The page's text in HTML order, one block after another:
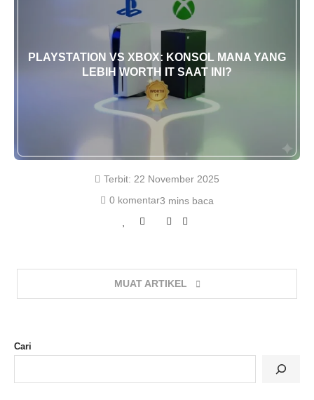
PLAYSTATION VS XBOX: KONSOL MANA YANG
LEBIH WORTH IT SAAT INI?
Terbit: 22 November 2025
0 komentar3 mins baca
MUAT ARTIKEL
Cari